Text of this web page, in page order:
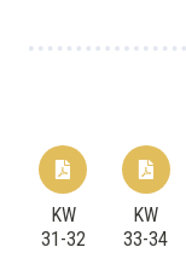
KW
31-32
KW
33-34